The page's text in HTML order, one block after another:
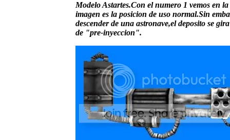
Modelo Astartes.Con el numero 1 vemos en
imagen es la posicion de uso normal.Sin
descender de una astronave,el deposito se
de "pre-inyeccion".